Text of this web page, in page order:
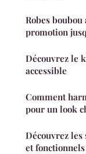
Robes
promotion
Découvrez le
accessible
Comment
pour un look
Découvrez les
et fonctionnels